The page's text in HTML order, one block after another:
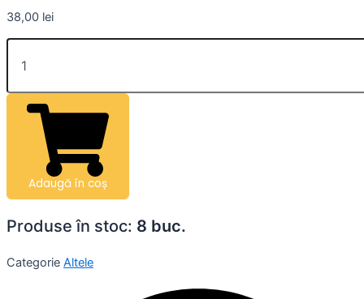
38,00 lei
Adaugă în coș
Produse în stoc: 8 buc.
Categorie Altele